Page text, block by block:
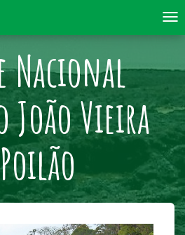
Nacional
João Vieira